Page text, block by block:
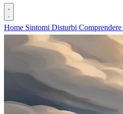
Home Sintomi Disturbi Comprendere